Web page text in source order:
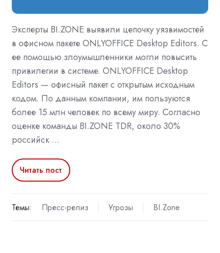
Эксперты BI.ZONE выявили цепочку уязвимостей
в офисном пакете ONLYOFFICE Desktop Editors. С
ее помощью злоумышленники могли повысить
привилегии в системе. ONLYOFFICE Desktop
Editors — офисный пакет с открытым исходным
кодом. По данным компании, им пользуются
более 15 млн человек по всему миру. Согласно
оценке команды BI.ZONE TDR, около 30%
российск …
Читать пост
Темы: Пресс-релиз Угрозы BI.Zone